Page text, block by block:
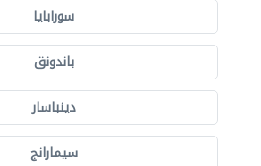
سورابايا
باندونق
دينباسار
سيمارانج